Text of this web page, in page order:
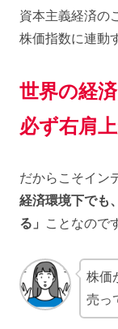
資本主義経済の
株価指数に連動
世界の経
必ず右肩
だからこそイン
経済環境下でも
る」
ことなので
株価
売っ